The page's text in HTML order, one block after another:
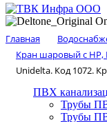
Главная
Кран шаровый с НР,
Unidelta. Код 1072.
ПВХ
Трубы
Трубы